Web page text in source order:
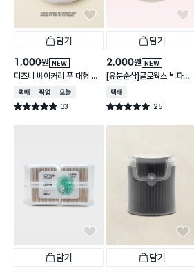
담기
NEW
1,000원
디즈니 베이커리 푸 대형 극
세사 퍼프 1개입
택배배송매장픽업오늘배송
별점 5.0점 33
건 작성
담기
NEW
2,000원
[유분순삭]글로웍스 빅파우
더 퍼프
택배배송
별점 5.0점 25
건 작성
담기 담기